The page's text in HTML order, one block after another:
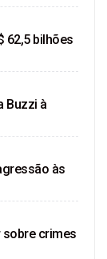
62,5 bilhões
Buzzi à
às
sobre crimes